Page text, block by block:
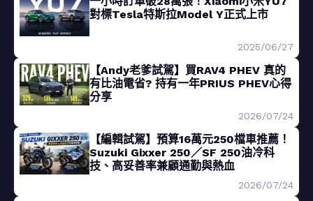
對標Tesla特斯拉Model Y正式上市
2025/06/27
【Andy老爹試駕】買RAV4 PHEV 真的
有比油電省? 持有一年PRIUS PHEV心得
分享
2026/07/24
【編輯試駕】預算16萬元250檔車推薦！
Suzuki Gixxer 250／SF 250油冷科
技、高妥善率兼顧通勤與熱血
2026/07/24